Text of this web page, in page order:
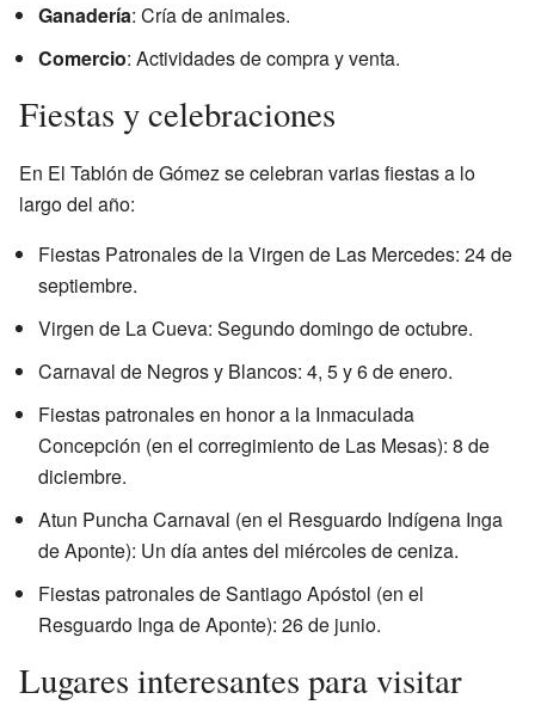
Ganadería: Cría de animales.
Comercio: Actividades de compra y venta.
Fiestas y celebraciones
En El Tablón de Gómez se celebran varias fiestas a lo
largo del año:
Fiestas Patronales de la Virgen de Las Mercedes: 24 de
septiembre.
Virgen de La Cueva: Segundo domingo de octubre.
Carnaval de Negros y Blancos: 4, 5 y 6 de enero.
Fiestas patronales en honor a la Inmaculada
Concepción (en el corregimiento de Las Mesas): 8 de
diciembre.
Atun Puncha Carnaval (en el Resguardo Indígena Inga
de Aponte): Un día antes del miércoles de ceniza.
Fiestas patronales de Santiago Apóstol (en el
Resguardo Inga de Aponte): 26 de junio.
Lugares interesantes para visitar